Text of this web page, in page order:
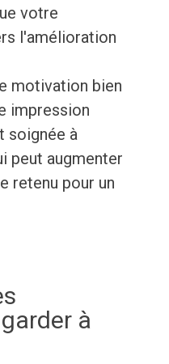
votre
l'amélioration
motivation bien
impression
soignée à
peut augmenter
retenu pour un
à